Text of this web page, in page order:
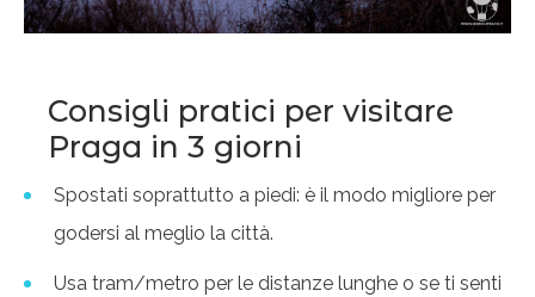
Consigli pratici per visitare
Praga in 3 giorni
Spostati soprattutto a piedi: è il modo migliore per
godersi al meglio la città.
Usa tram/metro per le distanze lunghe o se ti senti